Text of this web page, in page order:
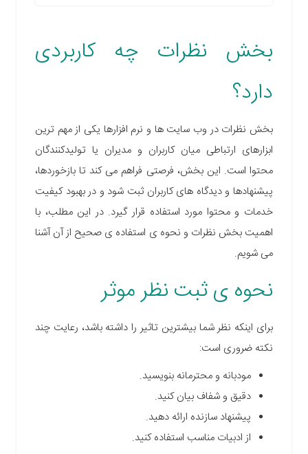
بخش نظرات چه کاربردی
دارد؟
بخش نظرات در وب سایت ها و نرم افزارها یکی از مهم ترین
ابزارهای ارتباطی میان کاربران و مدیران یا تولیدکنندگان
محتوا است. این بخش، فرصتی فراهم می کند تا بازخوردها،
پیشنهادها و دیدگاه های کاربران ثبت شود و در بهبود کیفیت
خدمات و محتوا مورد استفاده قرار گیرد. در این مطلب، با
اهمیت بخش نظرات و نحوه ی استفاده ی صحیح از آن آشنا
می شویم.
نحوه یثبت نظر موثر
برای اینکه نظر شما بیشترین تاثیر را داشته باشد، رعایت چند
نکته ضروری است:
مودبانه و محترمانه بنویسید.
دقیق و شفاف بیان کنید.
پیشنهاد سازنده ارائه دهید.
از ادبیات مناسب استفاده کنید.